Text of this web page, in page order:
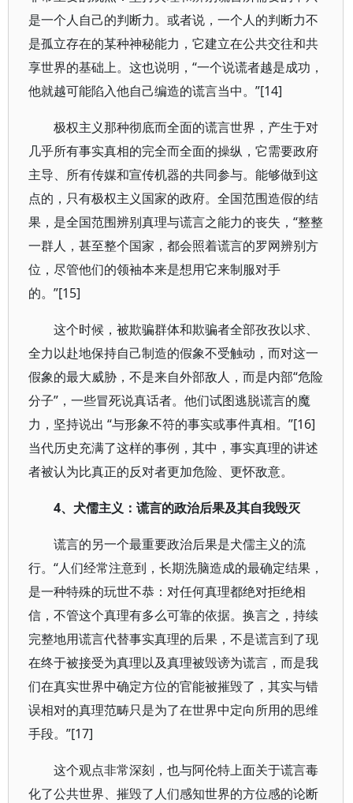
是一个人自己的判断力。或者说，一个人的判断力不
是孤立存在的某种神秘能力，它建立在公共交往和共
享世界的基础上。这也说明，“一个说谎者越是成功，
他就越可能陷入他自己编造的谎言当中。”[14]
极权主义那种彻底而全面的谎言世界，产生于对
几乎所有事实真相的完全而全面的操纵，它需要政府
主导、所有传媒和宣传机器的共同参与。能够做到这
点的，只有极权主义国家的政府。全国范围造假的结
果，是全国范围辨别真理与谎言之能力的丧失，“整整
一群人，甚至整个国家，都会照着谎言的罗网辨别方
位，尽管他们的领袖本来是想用它来制服对手
的。”[15]
这个时候，被欺骗群体和欺骗者全部孜孜以求、
全力以赴地保持自己制造的假象不受触动，而对这一
假象的最大威胁，不是来自外部敌人，而是内部“危险
分子”，一些冒死说真话者。他们试图逃脱谎言的魔
力，坚持说出 “与形象不符的事实或事件真相。”[16]
当代历史充满了这样的事例，其中，事实真理的讲述
者被认为比真正的反对者更加危险、更怀敌意。
4、犬儒主义：谎言的政治后果及其自我毁灭
谎言的另一个最重要政治后果是犬儒主义的流
行。“人们经常注意到，长期洗脑造成的最确定结果，
是一种特殊的玩世不恭：对任何真理都绝对拒绝相
信，不管这个真理有多么可靠的依据。换言之，持续
完整地用谎言代替事实真理的后果，不是谎言到了现
在终于被接受为真理以及真理被毁谤为谎言，而是我
们在真实世界中确定方位的官能被摧毁了，其实与错
误相对的真理范畴只是为了在世界中定向所用的思维
手段。”[17]
这个观点非常深刻，也与阿伦特上面关于谎言毒
化了公共世界、摧毁了人们感知世界的方位感的论断